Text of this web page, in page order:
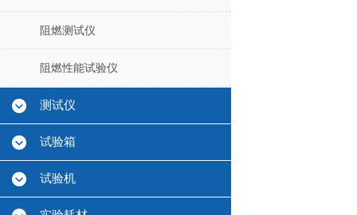
阻燃测试仪
阻燃性能试验仪
测试仪
试验箱
试验机